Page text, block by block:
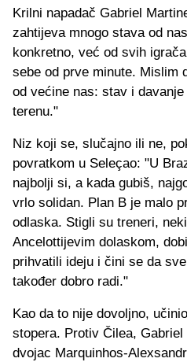
Krilni napadač Gabriel
zahtijeva mnogo stava od
konkretno, već od svih
sebe od prve minute. Mislim
od većine nas: stav i
terenu."
Niz koji se, slučajno ili ne,
povratkom u Seleçao: "U
najbolji si, a kada gubiš,
vrlo solidan. Plan B je malo
odlaska. Stigli su treneri,
Ancelottijevim dolaskom,
prihvatili ideju i čini se da
također dobro radi."
Kao da to nije dovoljno,
stopera. Protiv Čilea,
dvojac Marquinhos-